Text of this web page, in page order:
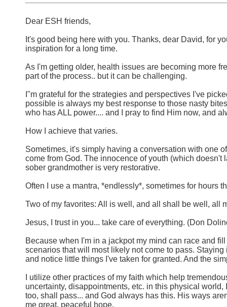
Dear ESH friends,
It's good being here with you. Thanks, dear David, for
inspiration for a long time.
As I'm getting older, health issues are becoming more
part of the process.. but it can be challenging.
I"m grateful for the strategies and perspectives I've
possible is always my best response to those nasty
who has ALL power.... and I pray to find Him now, and
How I achieve that varies.
Sometimes, it's simply having a conversation with one
come from God. The innocence of youth (which
sober grandmother is very restorative.
Often I use a mantra, *endlessly*, sometimes for hours
Two of my favorites: All is well, and all shall be well, all
Jesus, I trust in you... take care of everything. (Don
Because when I'm in a jackpot my mind can race and
scenarios that will most likely not come to pass.
and notice little things I've taken for granted. And the
I utilize other practices of my faith which help
uncertainty, disappointments, etc. in this physical
too, shall pass... and God always has this. His ways
me great, peaceful hope.